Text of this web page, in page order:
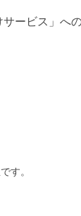
ービス 」へ
す。